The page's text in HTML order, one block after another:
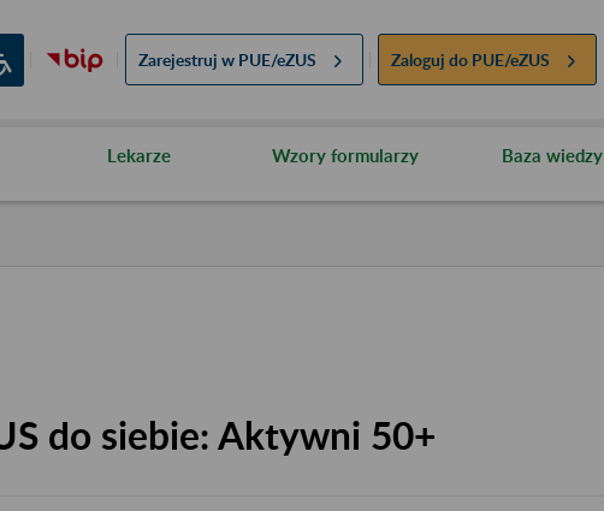
Zarejestruj w PUE/eZUS Zaloguj do PUE/eZUS
Lekarze Wzory formularzy Baza wiedzy
do siebie: Aktywni 50+